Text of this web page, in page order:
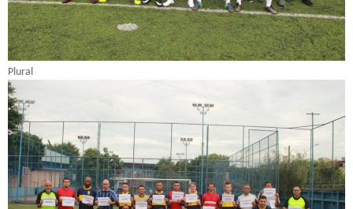
Plural